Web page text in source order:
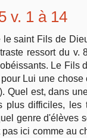
v. 1 à 14
le saint Fils de
ressort du
Le Fils
Lui une chose
Quel est, dans
plus difficiles, les
genre d'élèves
ici comme au